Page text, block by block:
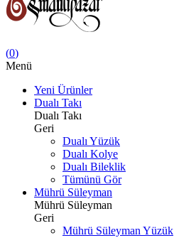
(0)
Menü
Yeni Ürünler
Dualı Takı
Dualı Takı
Geri
Dualı Yüzük
Dualı Kolye
Dualı Bileklik
Tümünü Gör
Mührü Süleyman
Mührü Süleyman
Geri
Mührü Süleyman Yüzük